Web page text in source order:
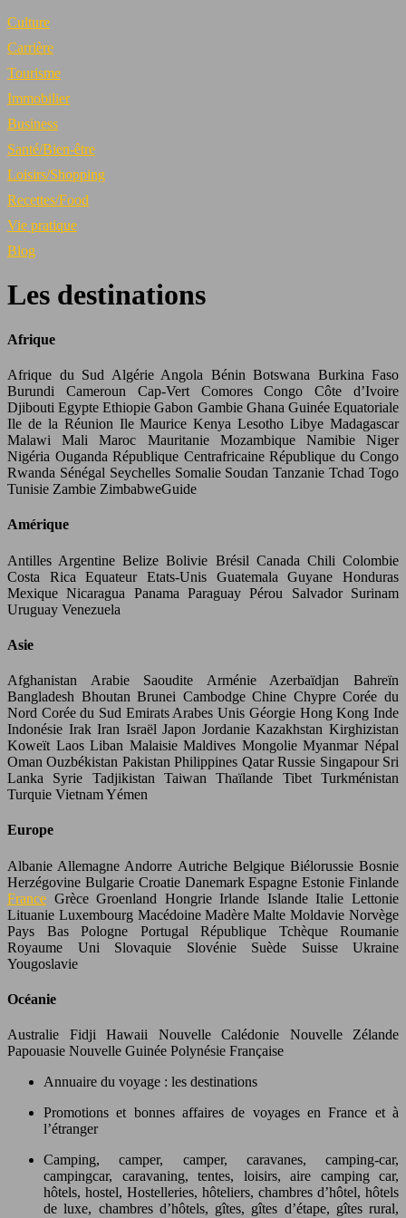
Culture
Carrière
Tourisme
Immobilier
Business
Santé/Bien-être
Loisirs/Shopping
Recettes/Food
Vie pratique
Blog
Les destinations
Afrique
Afrique du Sud Algérie Angola Bénin Botswana Burkina Faso
Burundi Cameroun Cap-Vert Comores Congo Côte d’Ivoire
Djibouti Egypte Ethiopie Gabon Gambie Ghana Guinée Equatoriale
Ile de la Réunion Ile Maurice Kenya Lesotho Libye Madagascar
Malawi Mali Maroc Mauritanie Mozambique Namibie Niger
Nigéria Ouganda République Centrafricaine République du Congo
Rwanda Sénégal Seychelles Somalie Soudan Tanzanie Tchad Togo
Tunisie Zambie ZimbabweGuide
Amérique
Antilles Argentine Belize Bolivie Brésil Canada Chili Colombie
Costa Rica Equateur Etats-Unis Guatemala Guyane Honduras
Mexique Nicaragua Panama Paraguay Pérou Salvador Surinam
Uruguay Venezuela
Asie
Afghanistan Arabie Saoudite Arménie Azerbaïdjan Bahreïn
Bangladesh Bhoutan Brunei Cambodge Chine Chypre Corée du
Nord Corée du Sud Emirats Arabes Unis Géorgie Hong Kong Inde
Indonésie Irak Iran Israël Japon Jordanie Kazakhstan Kirghizistan
Koweït Laos Liban Malaisie Maldives Mongolie Myanmar Népal
Oman Ouzbékistan Pakistan Philippines Qatar Russie Singapour Sri
Lanka Syrie Tadjikistan Taiwan Thaïlande Tibet Turkménistan
Turquie Vietnam Yémen
Europe
Albanie Allemagne Andorre Autriche Belgique Biélorussie Bosnie
Herzégovine Bulgarie Croatie Danemark Espagne Estonie Finlande
France Grèce Groenland Hongrie Irlande Islande Italie Lettonie
Lituanie Luxembourg Macédoine Madère Malte Moldavie Norvège
Pays Bas Pologne Portugal République Tchèque Roumanie
Royaume Uni Slovaquie Slovénie Suède Suisse Ukraine
Yougoslavie
Océanie
Australie Fidji Hawaii Nouvelle Calédonie Nouvelle Zélande
Papouasie Nouvelle Guinée Polynésie Française
Annuaire du voyage : les destinations
Promotions et bonnes affaires de voyages en France et à
l’étranger
Camping, camper, camper, caravanes, camping-car,
campingcar, caravaning, tentes, loisirs, aire camping car,
hôtels, hostel, Hostelleries, hôteliers, chambres d’hôtel, hôtels
de luxe, chambres d’hôtels, gîtes, gîtes d’étape, gîtes rural,